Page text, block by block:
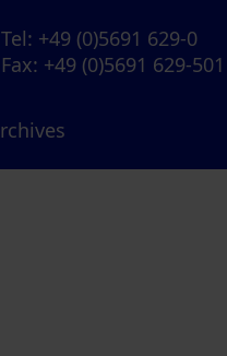
Tel: +49 (0)5691 629-0
Fax: +49 (0)5691 629-501